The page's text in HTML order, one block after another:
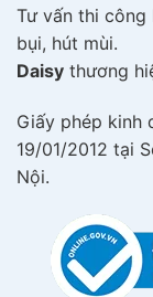
Tư vấn thi
bụi, hút mùi.
Daisy thương
Giấy phép kinh
19/01/2012 tại
Nội.